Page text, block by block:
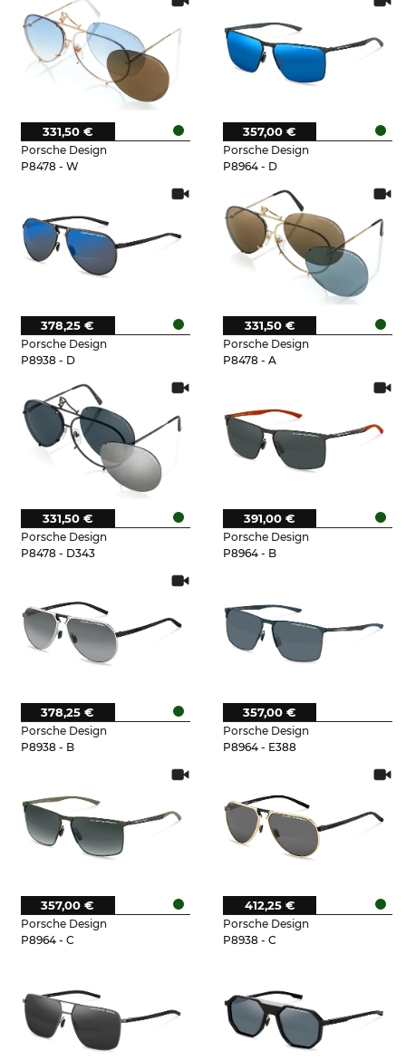
Porsche Design
P8478 - W
331,50 €
Porsche Design
P8964 - D
357,00 €
Porsche Design
P8938 - D
378,25 €
Porsche Design
P8478 - A
331,50 €
Porsche Design
P8478 - D343
331,50 €
Porsche Design
P8964 - B
391,00 €
Porsche Design
P8938 - B
378,25 €
Porsche Design
P8964 - E388
357,00 €
Porsche Design
P8964 - C
357,00 €
Porsche Design
P8938 - C
412,25 €